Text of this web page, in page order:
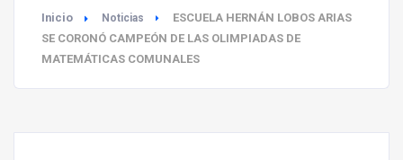
SEGURIDAD
SALUD
Inicio Noticias
ESCUELA HERNÁN LOBOS ARIAS
SE CORONÓ CAMPEÓN DE LAS OLIMPIADAS DE
MATEMÁTICAS COMUNALES